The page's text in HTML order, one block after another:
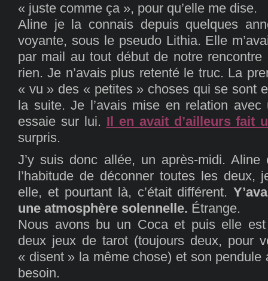
« juste comme ça », pour qu’elle me dise.
Aline je la connais depuis quelques
voyante, sous le pseudo Lithia. Elle
par mail au tout début de notre
rien. Je n’avais plus retenté le truc. La
« vu » des « petites » choses qui se sont
la suite. Je l’avais mise en relation avec
essaie sur lui. Il en avait d’ailleurs fait
surpris.
J’y suis donc allée, un après-midi.
l’habitude de déconner toutes les deux,
elle, et pourtant là, c’était différent.
une atmosphère solennelle. Étrange.
Nous avons bu un Coca et puis elle
deux jeux de tarot (toujours deux, pour
« disent » la même chose) et son pendule
besoin.